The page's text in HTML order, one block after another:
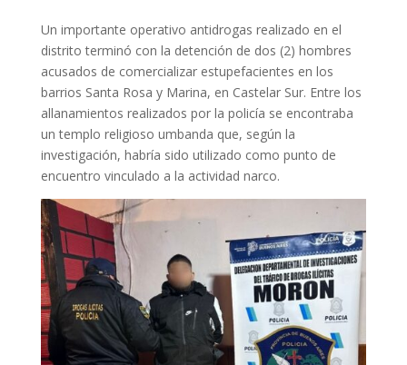
Un importante operativo antidrogas realizado en el
distrito terminó con la detención de dos (2) hombres
acusados de comercializar estupefacientes en los
barrios Santa Rosa y Marina, en Castelar Sur. Entre los
allanamientos realizados por la policía se encontraba
un templo religioso umbanda que, según la
investigación, habría sido utilizado como punto de
encuentro vinculado a la actividad narco.